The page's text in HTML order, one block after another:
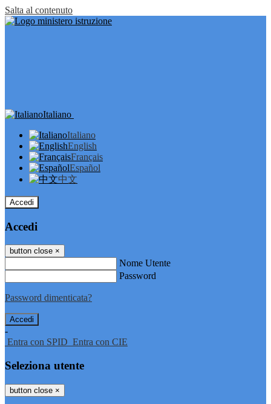
Salta al contenuto
Italiano
Italiano
English
Français
Español
中文
Accedi
Accedi
button close ×
Nome Utente
Password
Password dimenticata?
-
Entra con SPID Entra con CIE
Seleziona utente
button close ×